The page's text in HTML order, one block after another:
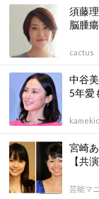
須藤
脳腫
cactus
中谷
5年愛
宮崎
【共
芸能マ